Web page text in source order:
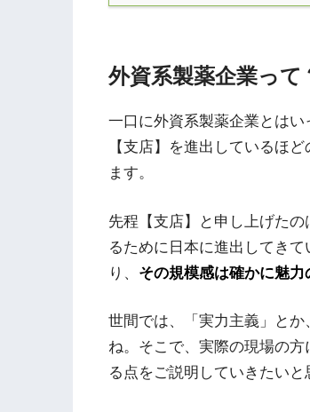
外資系製薬企業って
一口に外資系製薬企業とは
【支店】を進出しているほ
ます。
先程【支店】と申し上げた
るために日本に進出してき
り、 その規模感は確かに魅
世間では、「実力主義」と
ね。そこで、実際の現場の
る点をご説明していきたいと